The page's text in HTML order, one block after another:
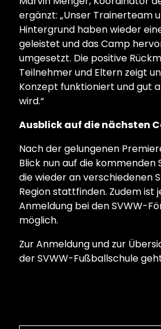
ergänzt: „Unser Trainerteam
Hintergrund haben wieder
geleistet und das Camp
umgesetzt. Die positive
Teilnehmer und Eltern zeigt
Konzept funktioniert und gut
wird.“
Ausblick auf die nächsten
Nach der gelungenen
Blick nun auf die kommenden
die wieder an verschiedenen
Region stattfinden. Zudem ist
Anmeldung bei den SVWW-
möglich.
Zur Anmeldung und zur
der SVWW-Fußballschule